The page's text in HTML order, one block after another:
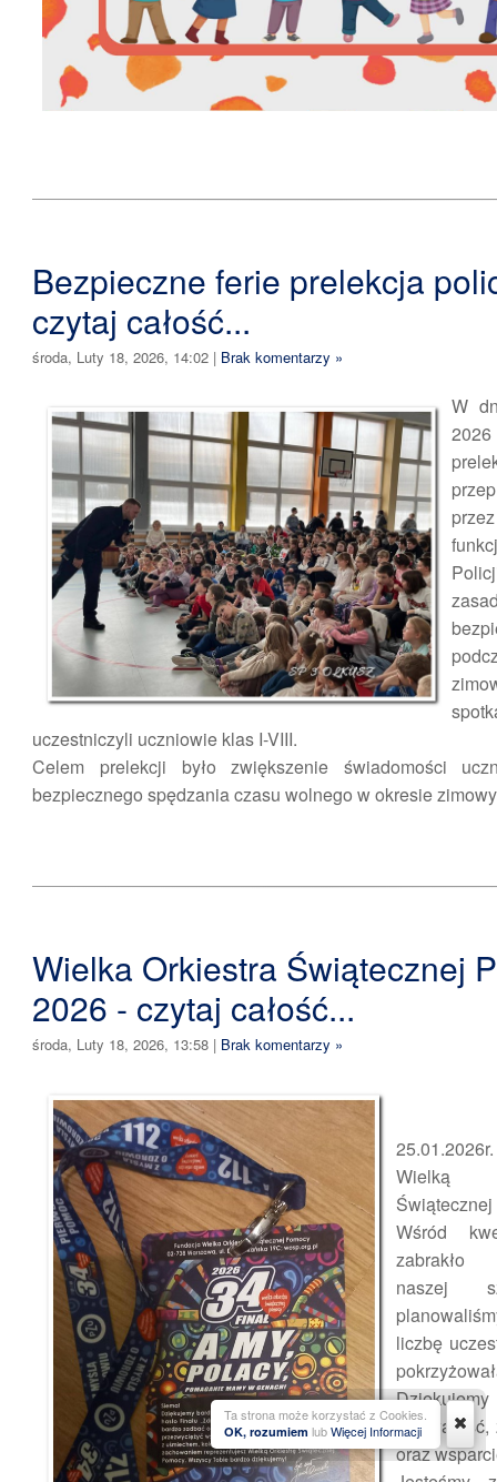
Bezpieczne ferie prelekcja
czytaj całość...
środa, Luty 18, 2026, 14:02 | Brak komentarzy »
W
przez
uczestniczyli uczniowie klas I-VIII.
Celem prelekcji było zwiększenie świadomości
bezpiecznego spędzania czasu wolnego w okresie
Wielka Orkiestra Świątecznej
2026 - czytaj całość...
środa, Luty 18, 2026, 13:58 | Brak komentarzy »
Wielką
Wśród
zabrakło
naszej
liczbę
oraz
Ta strona może korzystać z Cookies.
OK, rozumiem lubWięcej Informacji